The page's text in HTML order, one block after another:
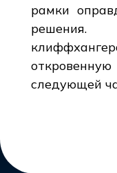
рамки
решения.
следующей